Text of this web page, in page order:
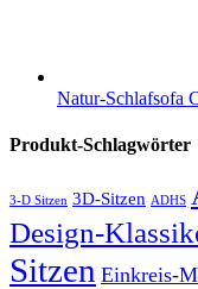
Natur-Schlafsofa
Produkt-Schlagwörter
3-D Sitzen 3D-Sitzen ADHS
Design-
Sitzen Einkreis-